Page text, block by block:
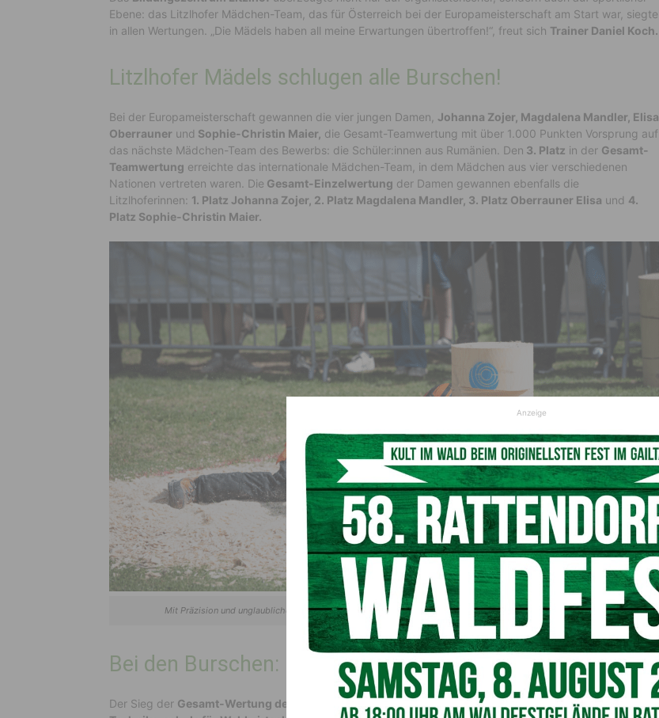
Ebene: das Litzlhofer Mädchen-Team, das für Österreich bei der Europameisterschaft am Start war, siegte
in allen Wertungen . „Die Mädels haben all meine Erwartungen übertroffen!“, freut sich Trainer Daniel Koch.
Litzlhofer Mädels schlugen alle Burschen!
Bei der Europameisterschaft gewannen die vier jungen Damen, Johanna Zojer, Magdalena Mandler, Elisa
Oberrauner und Sophie-Christin Maier, die Gesamt-Teamwertung mit über 1.000 Punkten Vorsprung auf
das nächste Mädchen-Team des Bewerbs: die Schüler:innen aus Rumänien. Den 3. Platz in der Gesamt-
Teamwertung erreichte das internationale Mädchen-Team, in dem Mädchen aus vier verschiedenen
Nationen vertreten waren. Die Gesamt-Einzelwertung der Damen gewannen ebenfalls die
Litzlhoferinnen: 1. Platz Johanna Zojer, 2. Platz Magdalena Mandler, 3. Platz Oberrauner Elisa und 4.
Platz Sophie-Christin Maier.
Mit Präzision und unglaublichem Talent zeigten die Mädels ihr Können (c) Bildungszentrum Litzlhof/Lackner
Bei den Burschen: Deutschland vor Italien und Slowenien
Der Sieg der Gesamt-Wertung der Burschenging nach Deutschland, an die Schüler derBayrischen
Anzeige